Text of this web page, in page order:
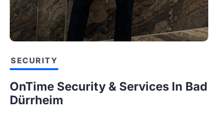
SECURITY
OnTime Security & Services In Bad
Dürrheim